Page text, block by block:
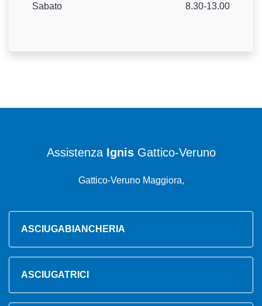
Sabato 8.30-13.00
Assistenza IgnisGattico-Veruno
Gattico-Veruno Maggiora,
ASCIUGABIANCHERIA
ASCIUGATRICI